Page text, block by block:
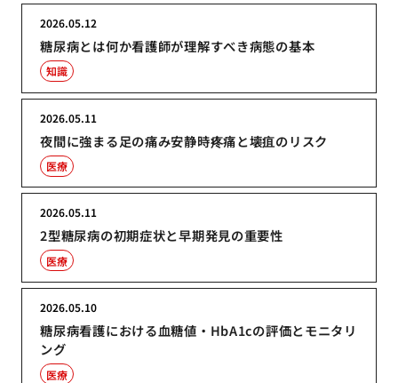
糖尿病とは何か看護師が理解すべき病態の基本
2026.05.12
知識
夜間に強まる足の痛み安静時疼痛と壊疽のリスク
2026.05.11
医療
2型糖尿病の初期症状と早期発見の重要性
2026.05.11
医療
糖尿病看護における血糖値・HbA1cの評価とモニタリ
ング
2026.05.10
医療